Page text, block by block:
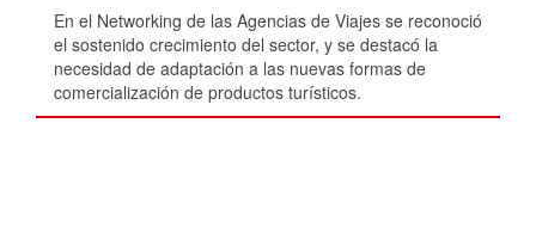
En el Networking de las Agencias de Viajes se reconoció
el sostenido crecimiento del sector, y se destacó la
necesidad de adaptación a las nuevas formas de
comercialización de productos turísticos.